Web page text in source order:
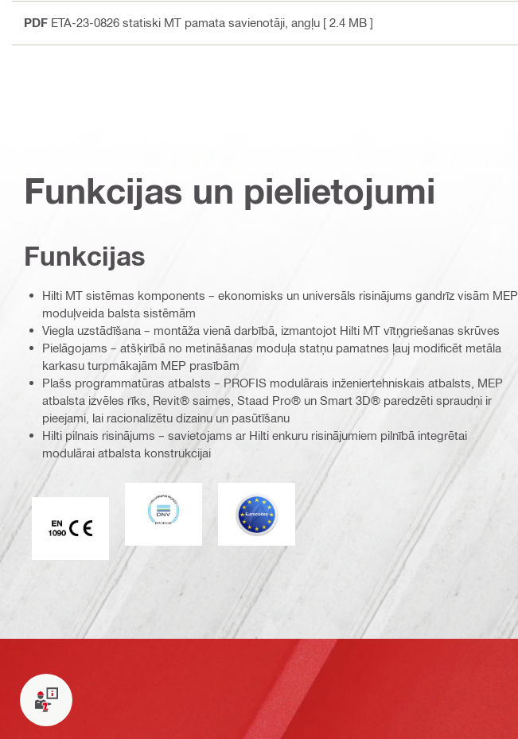
PDF ETA-23-0826 statiski MT pamata savienotāji , angļu [ 2.4 MB ]
Funkcijas un pielietojumi
Funkcijas
Hilti MT sistēmas komponents – ekonomisks un universāls risinājums gandrīz visām MEP
moduļveida balsta sistēmām
Viegla uzstādīšana – montāža vienā darbībā, izmantojot Hilti MT vītņgriešanas skrūves
Pielāgojams – atšķirībā no metināšanas moduļa statņu pamatnes ļauj modificēt metāla
karkasu turpmākajām MEP prasībām
Plašs programmatūras atbalsts – PROFIS modulārais inženiertehniskais atbalsts, MEP
atbalsta izvēles rīks, Revit® saimes, Staad Pro® un Smart 3D® paredzēti spraudņi ir
pieejami, lai racionalizētu dizainu un pasūtīšanu
Hilti pilnais risinājums – savietojams ar Hilti enkuru risinājumiem pilnībā integrētai
modulārai atbalsta konstrukcijai
CE EN 1090 marķējums
DNV Eurocode